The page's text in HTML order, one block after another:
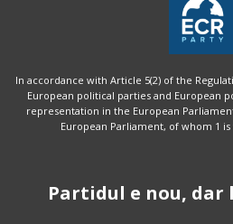
In accordance with Article 5(2) of the
European political parties and European
representation in the European
European Parliament, of whom 1
Partidul e nou, dar